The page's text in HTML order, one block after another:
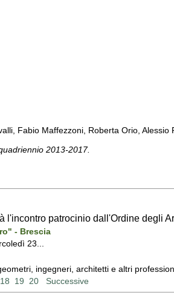
Fabio Maffezzoni, Roberta Orio, Alessio
2013-2017.
l'incontro patrocinio dall'Ordine degli
- Brescia
23...
ingegneri, architetti e altri
18 19 20 Successive